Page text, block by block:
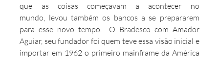
que as coisas começavam a acontecer no
mundo, levou também os bancos a se prepararem
para esse novo tempo.  O Bradesco com Amador
Aguiar, seu fundador foi quem teve essa visão inicial e
importar em 1962 o primeiro mainframe da América